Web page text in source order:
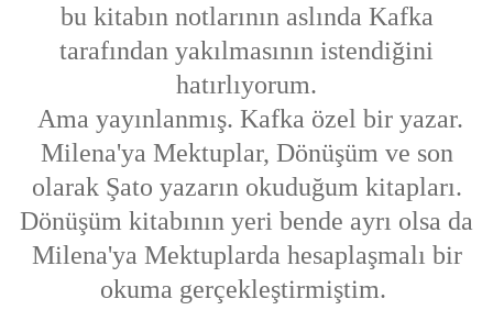
bu kitabın notlarının aslında Kafka
tarafından yakılmasının istendiğini
hatırlıyorum.
Ama yayınlanmış. Kafka özel bir yazar.
Milena'ya Mektuplar, Dönüşüm ve son
olarak Şato yazarın okuduğum kitapları.
Dönüşüm kitabının yeri bende ayrı olsa da
Milena'ya Mektuplarda hesaplaşmalı bir
okuma gerçekleştirmiştim.